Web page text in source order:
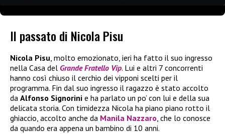
Il passato di Nicola Pisu
Nicola Pisu, molto emozionato, ieri ha fatto il suo ingresso
nella Casa del Grande Fratello Vip. Lui e altri 7 concorrenti
hanno così chiuso il cerchio dei vipponi scelti per il
programma. Fin dal suo ingresso il ragazzo è stato accolto
da Alfonso Signorini e ha parlato un po’ con lui e della sua
delicata storia. Con timidezza Nicola ha piano piano rotto il
ghiaccio, accolto anche da Manila Nazzaro, che lo conosce
da quando era appena un bambino di 10 anni.